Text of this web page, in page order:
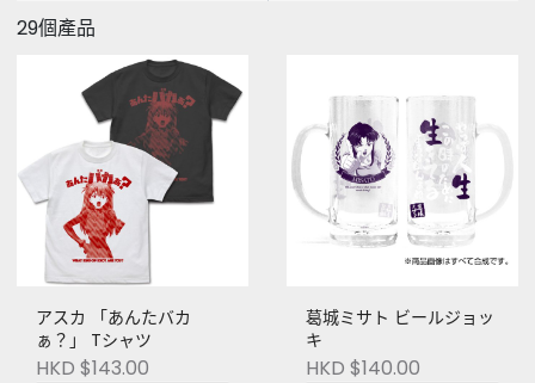
29個產品
アスカ 「あんたバカ
ぁ？」 Tシャツ
HKD $143.00
葛城ミサト ビールジョッ
キ
HKD $140.00